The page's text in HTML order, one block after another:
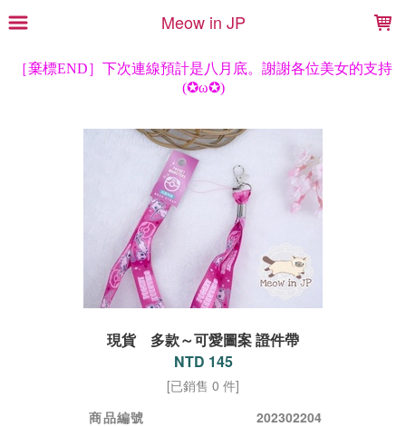
Meow in JP
現貨 多款～可愛圖案 證件帶
NTD 145
[已銷售 0 件]
商品編號
202302204